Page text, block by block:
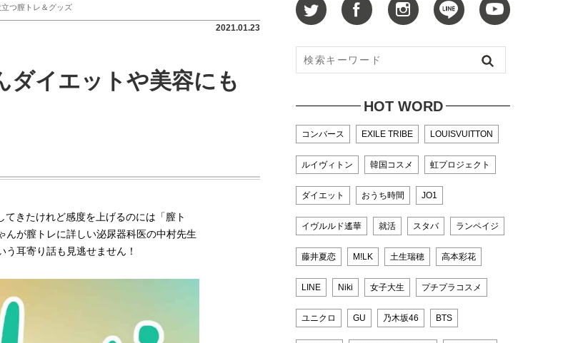
つ膣トレ＆グッズ
2021.01.23
ダイエットや美容にも
きたけれど感度を上げるのには「膣ト
んが膣トレに詳しい泌尿器科医の中村先生
耳寄り話も見逃せません！
HOT WORD
コンバース EXILE TRIBE LOUISVUITTON
ルイヴィトン 韓国コスメ 虹プロジェクト
ダイエット おうち時間 JO1
イヴルルド遙華 就活 スタバ ランペイジ
藤井夏恋 M!LK 土生瑞穂 高本彩花
LINE Niki 女子大生 プチプラコスメ
ユニクロ GU 乃木坂46 BTS